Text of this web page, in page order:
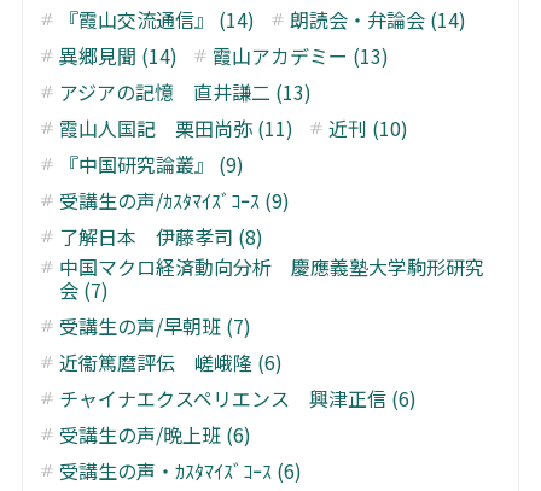
『霞山交流通信』 (14)
朗読会・弁論会 (14)
異郷見聞 (14)
霞山アカデミー (13)
アジアの記憶 直井謙二 (13)
霞山人国記 栗田尚弥 (11)
近刊 (10)
『中国研究論叢』 (9)
受講生の声/ｶｽﾀﾏｲｽﾞｺｰｽ (9)
了解日本 伊藤孝司 (8)
中国マクロ経済動向分析 慶應義塾大学駒形研究
会 (7)
受講生の声/早朝班 (7)
近衞篤麿評伝 嵯峨隆 (6)
チャイナエクスペリエンス 興津正信 (6)
受講生の声/晩上班 (6)
受講生の声・ｶｽﾀﾏｲｽﾞｺｰｽ (6)